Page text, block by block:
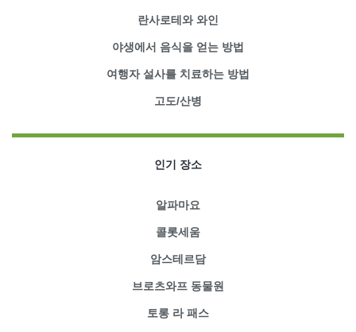
란사로테와 와인
야생에서 음식을 얻는 방법
여행자 설사를 치료하는 방법
고도/산병
인기 장소
알파마요
콜롯세움
암스테르담
브로츠와프 동물원
토롱 라 패스